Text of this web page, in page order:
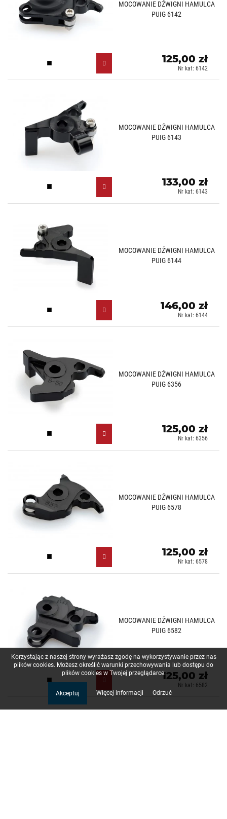
MOCOWANIE DŹWIGNI HAMULCA
PUIG 6142
Czarny (N)
125,00 zł
Nr kat: 6142
MOCOWANIE DŹWIGNI HAMULCA
PUIG 6143
Czarny (N)
133,00 zł
Nr kat: 6143
MOCOWANIE DŹWIGNI HAMULCA
PUIG 6144
Czarny (N)
146,00 zł
Nr kat: 6144
MOCOWANIE DŹWIGNI HAMULCA
PUIG 6356
Czarny (N)
125,00 zł
Nr kat: 6356
MOCOWANIE DŹWIGNI HAMULCA
PUIG 6578
Czarny (N)
125,00 zł
Nr kat: 6578
MOCOWANIE DŹWIGNI HAMULCA
PUIG 6582
Czarny (N)
125,00 zł
Nr kat: 6582
Korzystając z naszej strony wyrażasz zgodę na wykorzystywanie przez nas
plików cookies. Możesz określić warunki przechowywania lub dostępu do
plików cookies w Twojej przeglądarce.
Akceptuj Więcej informacji Odrzuć